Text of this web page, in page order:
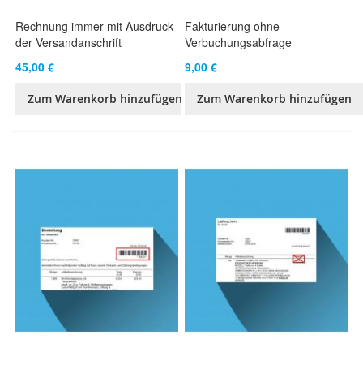
Rechnung immer mit Ausdruck
der Versandanschrift
45,00 €
Zum Warenkorb hinzufügen
Fakturierung ohne
Verbuchungsabfrage
9,00 €
Zum Warenkorb hinzufügen